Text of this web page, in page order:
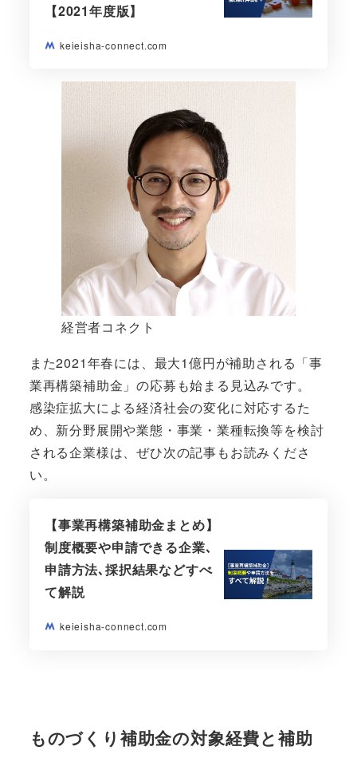
【2021年度版】
keieisha-connect.com
経営者コネクト
また2021年春には、最大1億円が補助される「事
業再構築補助金」の応募も始まる見込みです。
感染症拡大による経済社会の変化に対応するた
め、新分野展開や業態・事業・業種転換等を検討
される企業様は、ぜひ次の記事もお読みくださ
い。
【事業再構築補助金まとめ】
制度概要や申請できる企業､
申請方法､採択結果などすべ
て解説
keieisha-connect.com
ものづくり補助金の対象経費と補助